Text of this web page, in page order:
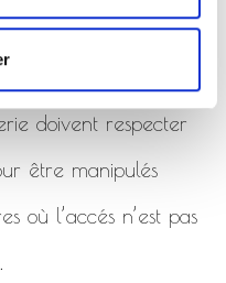
pompes funèbres ou
doivent respecter
être manipulés
où l’accés n’est pas